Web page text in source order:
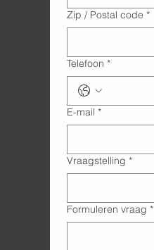
Zip / Postal code *
Telefoon *
E-mail *
Vraagstelling *
Formuleren vraag *